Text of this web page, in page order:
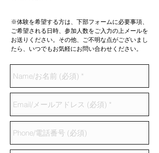
※体験を希望する方は、下部フォームに必要事項、
ご希望される日時、参加人数をご入力の上メールを
お送りください。その他、ご不明な点がございまし
たら、いつでもお気軽にお問い合わせください。